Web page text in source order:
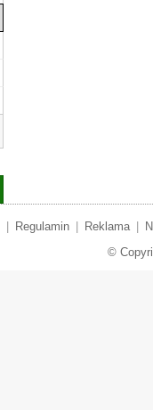
Regulamin Reklama
©